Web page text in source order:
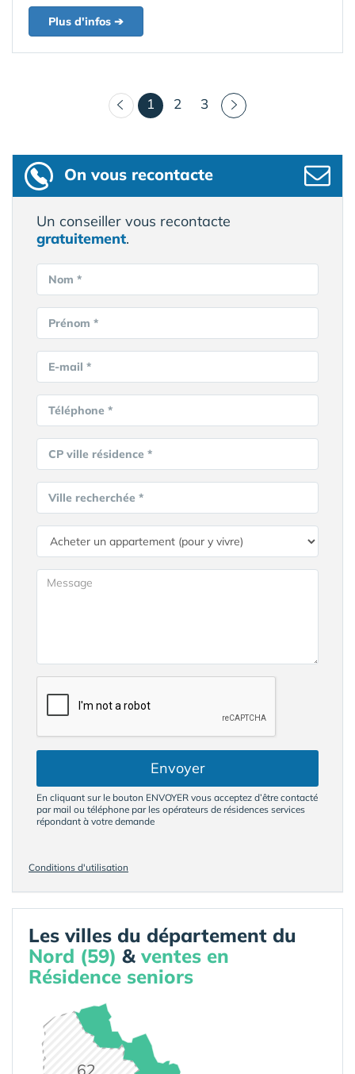
Plus d'infos ➔
1 (courant)
2 3
On vous recontacte
Un conseiller vous recontacte
gratuitement.
Nom *
Prénom *
E-mail *
Téléphone *
CP ville résidence *
Ville recherchée *
Envoyer
En cliquant sur le bouton ENVOYER vous acceptez d’être contacté
par mail ou téléphone par les opérateurs de résidences services
répondant à votre demande
Conditions d'utilisation
Les villes du département du
Nord (59) & ventes en
Résidence seniors
62